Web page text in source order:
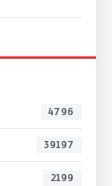
4796
39197
2199